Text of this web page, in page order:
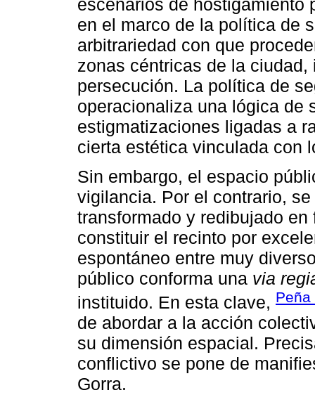
en el marco de la política de
arbitrariedad con que
zonas céntricas de la
persecución. La política de
operacionaliza una lógica de
estigmatizaciones ligadas a
cierta estética vinculada con
Sin embargo, el espacio
vigilancia. Por el contrario,
transformado y redibujado
constituir el recinto por
espontáneo entre muy
público conforma una via
instituido. En esta clave, Peña
de abordar a la acción
su dimensión espacial.
conflictivo se pone de
Gorra.